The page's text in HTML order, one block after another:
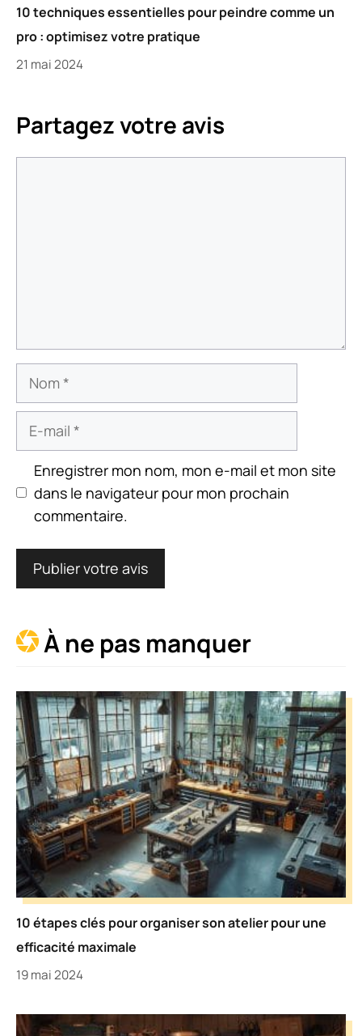
10 techniques essentielles pour peindre comme un
pro : optimisez votre pratique
21 mai 2024
Partagez votre avis
Nom
Enregistrer mon nom, mon e-mail et mon site
dans le navigateur pour mon prochain
commentaire.
À ne pas manquer
10 étapes clés pour organiser son atelier pour une
efficacité maximale
19 mai 2024